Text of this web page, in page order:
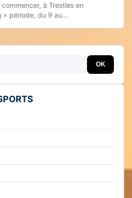
à Trestles en
» période, du 9 au...
OK